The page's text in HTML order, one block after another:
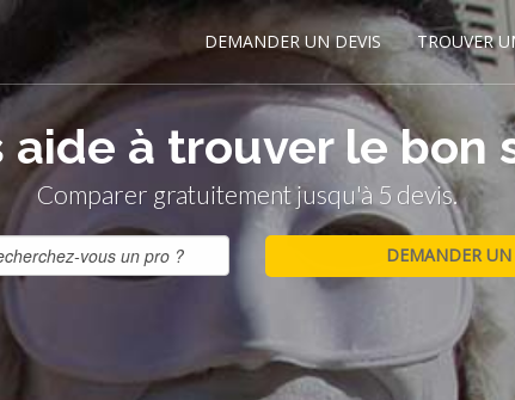
DEMANDER UN DEVIS TROUVER
aide à trouver le bon
Comparer gratuitement jusqu'à 5 devis.